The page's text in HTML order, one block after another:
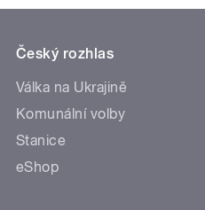
Český rozhlas
Válka na Ukrajině
Komunální volby
Stanice
eShop